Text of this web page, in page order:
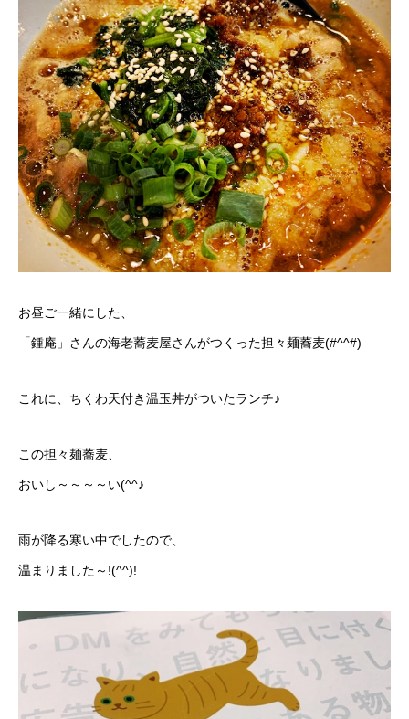
お昼ご一緒にした、
「鍾庵」さんの海老蕎麦屋さんがつくった担々麺蕎麦(#^^#)
これに、ちくわ天付き温玉丼がついたランチ♪
この担々麺蕎麦、
おいし～～～～い(^^♪
雨が降る寒い中でしたので、
温まりました～!(^^)!